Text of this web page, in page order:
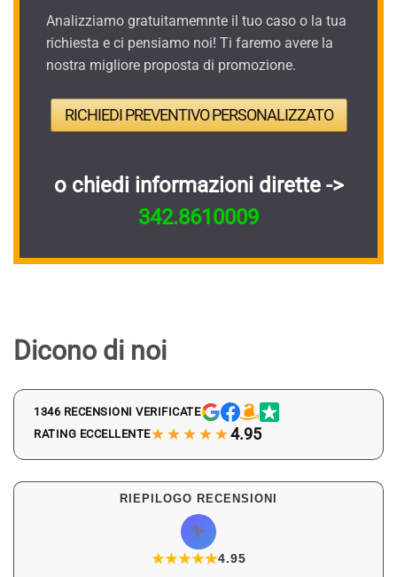
Analizziamo gratuitamemnte il tuo caso o la tua
richiesta e ci pensiamo noi! Ti faremo avere la
nostra migliore proposta di promozione.
RICHIEDI PREVENTIVO PERSONALIZZATO
o chiedi informazioni dirette ->
342.8610009
Dicono di noi
1346 RECENSIONI VERIFICATE
RATING ECCELLENTE★★★★★4.95
RIEPILOGO RECENSIONI
✨
★★★★★
★4.95